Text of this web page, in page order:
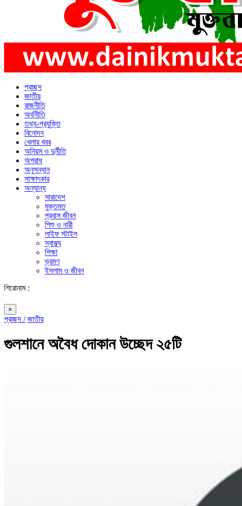
প্রচ্ছদ
জাতীয়
রাজনীতি
অর্থনীতি
তথ্য-প্রযুক্তি
বিনোদন
খেলার খবর
অনিয়ম ও দুর্নীতি
অপরাধ
অনুসন্ধান
সাক্ষাৎকার
অন্যান্য
সারাদেশ
মুক্তমত
প্রবাস জীবন
শিশু ও নারী
লাইফ স্টাইল
স্বাস্থ্য
শিক্ষা
ভ্রমণ
ইসলাম ও জীবন
শিরোনাম :
×
প্রচ্ছদ / জাতীয়
গুলশানে অবৈধ দোকান উচ্ছেদ ২৫টি